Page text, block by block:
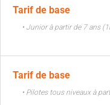
Tarif de base
• Junior à partir de 7 ans
Tarif de base
• Pilotes tous niveaux à